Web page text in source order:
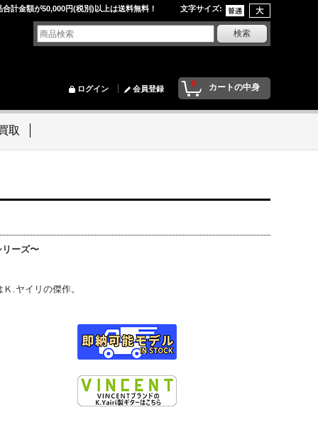
合計金額が50,000円(税別)以上は送料無料！ 文字サイズ:
0 カートの中身
ログイン 会員登録
取
ーズ〜
.ヤイリの傑作。